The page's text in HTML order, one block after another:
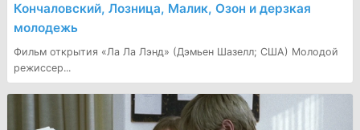
Кончаловский, Лозница, Малик, Озон и дерзкая
молодежь
Фильм открытия «Ла Ла Лэнд» (Дэмьен Шазелл; США) Молодой
режиссер...